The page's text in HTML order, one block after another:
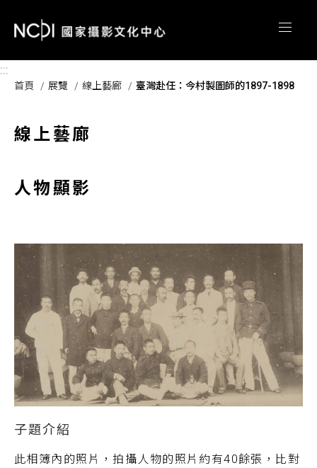
:::
首頁 展覽 線上藝廊 臺灣赴任：今村製圖師的1897-1898
線上藝廊
人物顯影
此相簿內的照片，拍攝人物的照片約有40餘張，比對